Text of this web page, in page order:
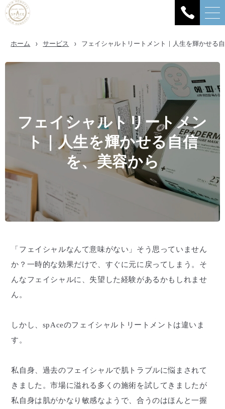
ホーム サービス フェイシャルトリートメント｜人生を輝かせる
フェイシャルトリートメン
ト｜人生を輝かせる自信
を、美容から
「フェイシャルなんて意味がない」そう思っていません
か？一時的な効果だけで、すぐに元に戻ってしまう。そ
んなフェイシャルに、失望した経験があるかもしれませ
ん。
しかし、spAceのフェイシャルトリートメントは違いま
す。
私自身、過去のフェイシャルで肌トラブルに悩まされて
きました。市場に溢れる多くの施術を試してきましたが
私自身は肌がかなり敏感なようで、合うのはほんと一握